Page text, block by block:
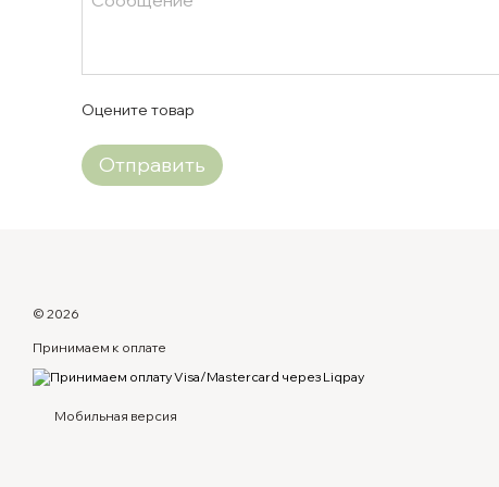
Оцените товар
Отправить
© 2026
Принимаем к оплате
Мобильная версия